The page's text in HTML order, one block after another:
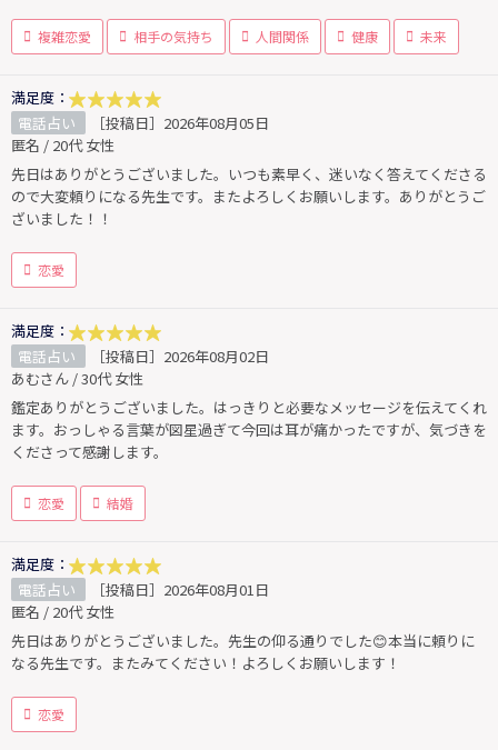
複雑恋愛 相手の気持ち 人間関係 健康 未来
満足度：
電話占い
［投稿日］2026年08月05日
匿名 / 20代 女性
先日はありがとうございました。いつも素早く、迷いなく答えてくださる
ので大変頼りになる先生です。またよろしくお願いします。ありがとうご
ざいました！！
恋愛
満足度：
電話占い
［投稿日］2026年08月02日
あむさん / 30代 女性
鑑定ありがとうございました。はっきりと必要なメッセージを伝えてくれ
ます。おっしゃる言葉が図星過ぎて今回は耳が痛かったですが、気づきを
くださって感謝します。
恋愛 結婚
満足度：
電話占い
［投稿日］2026年08月01日
匿名 / 20代 女性
先日はありがとうございました。先生の仰る通りでした😊本当に頼りに
なる先生です。またみてください！よろしくお願いします！
恋愛